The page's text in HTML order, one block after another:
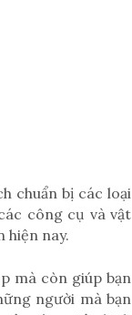
chuẩn bị các loại
công cụ và vật
hiện nay.
mà còn giúp bạn
người mà bạn